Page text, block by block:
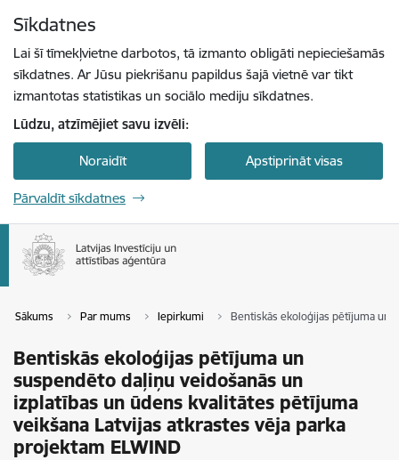
Sīkdatnes
Lai šī tīmekļvietne darbotos, tā izmanto obligāti nepieciešamās
sīkdatnes. Ar Jūsu piekrišanu papildus šajā vietnē var tikt
izmantotas statistikas un sociālo mediju sīkdatnes.
Lūdzu, atzīmējiet savu izvēli:
Noraidīt Apstiprināt visas
Pārvaldīt sīkdatnes
Sākums Par mums Iepirkumi Bentiskās ekoloģijas pētījuma un
Bentiskās ekoloģijas pētījuma un
suspendēto daļiņu veidošanās un
izplatības un ūdens kvalitātes pētījuma
veikšana Latvijas atkrastes vēja parka
projektam ELWIND